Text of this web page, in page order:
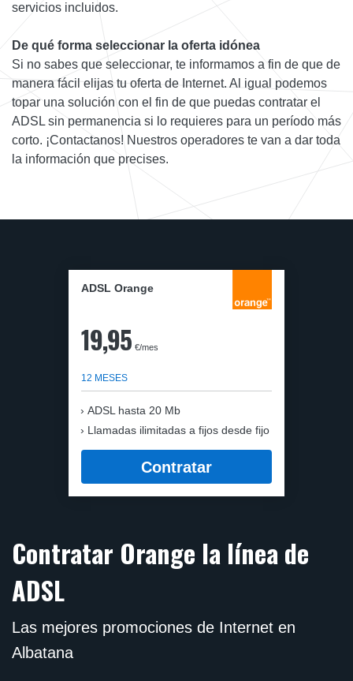
servicios incluidos.
De qué forma seleccionar la oferta idónea
Si no sabes que seleccionar, te informamos a fin de que de
manera fácil elijas tu oferta de Internet. Al igual podemos
topar una solución con el fin de que puedas contratar el
ADSL sin permanencia si lo requieres para un período más
corto. ¡Contactanos! Nuestros operadores te van a dar toda
la información que precises.
ADSL Orange
19,95 €/mes
12 MESES
ADSL hasta 20 Mb
Llamadas ilimitadas a fijos desde fijo
Contratar
Contratar Orange la línea de
ADSL
Las mejores promociones de Internet en
Albatana